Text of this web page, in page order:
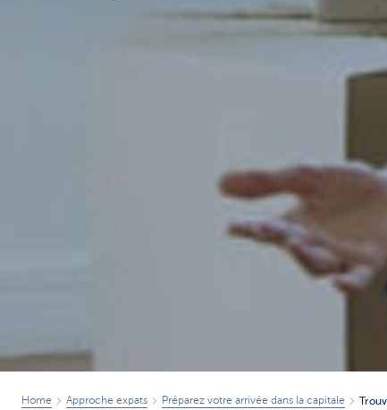
Home Approche expats Préparez votre arrivée dans la capitale